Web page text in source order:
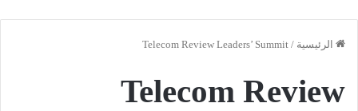
الرئيسية /
Telecom Review Leaders’ Summit
Telecom Review